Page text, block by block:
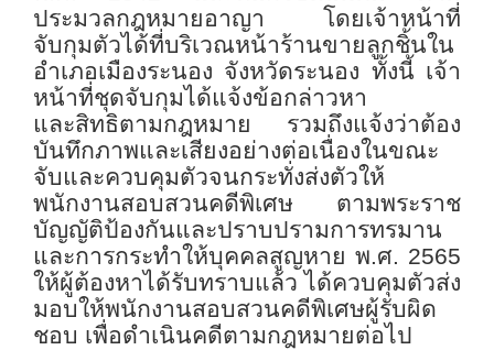
ประมวลกฎหมายอาญา โดยเจ้าหน้าที่
จับกุมตัวได้ที่บริเวณหน้าร้านขายลูกชิ้นใน
อำเภอเมืองระนอง จังหวัดระนอง ทั้งนี้ เจ้า
หน้าที่ชุดจับกุมได้แจ้งข้อกล่าวหา
และสิทธิตามกฎหมาย รวมถึงแจ้งว่าต้อง
บันทึกภาพและเสียงอย่างต่อเนื่องในขณะ
จับและควบคุมตัวจนกระทั่งส่งตัวให้
พนักงานสอบสวนคดีพิเศษ ตามพระราช
บัญญัติป้องกันและปราบปรามการทรมาน
และการกระทำให้บุคคลสูญหาย พ.ศ. 2565
ให้ผู้ต้องหาได้รับทราบแล้ว ได้ควบคุมตัวส่ง
มอบให้พนักงานสอบสวนคดีพิเศษผู้รับผิด
ชอบ เพื่อดำเนินคดีตามกฎหมายต่อไป